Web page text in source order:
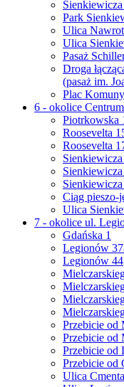
Park
Ulica Nawrot
Ulica
Pasaż
Droga
(pasaż im.
Plac
6 - okolice
Piotrkowska
Roosevelta
Roosevelta
Ciąg pieszo-
Ulica
7 - okolice ul.
Gdańska 1
Legionów
Legionów 44
Przebicie od
Przebicie od
Przebicie od
Przebicie od
Ulica